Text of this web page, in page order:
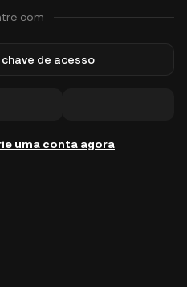
com
de acesso
uma conta agora